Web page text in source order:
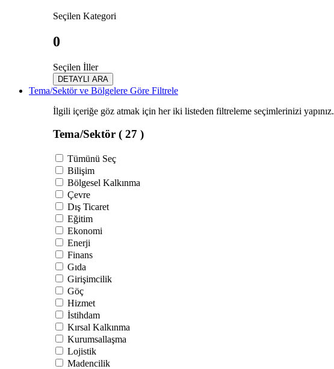
Seçilen Kategori
0
Seçilen İller
DETAYLI ARA
Tema/Sektör ve Bölgelere Göre Filtrele
İlgili içeriğe göz atmak için her iki listeden filtreleme seçimlerinizi yapınız.
Tema/Sektör ( 27 )
Tümünü Seç
Bilişim
Bölgesel Kalkınma
Çevre
Dış Ticaret
Eğitim
Ekonomi
Enerji
Finans
Gıda
Girişimcilik
Göç
Hizmet
İstihdam
Kırsal Kalkınma
Kurumsallaşma
Lojistik
Madencilik